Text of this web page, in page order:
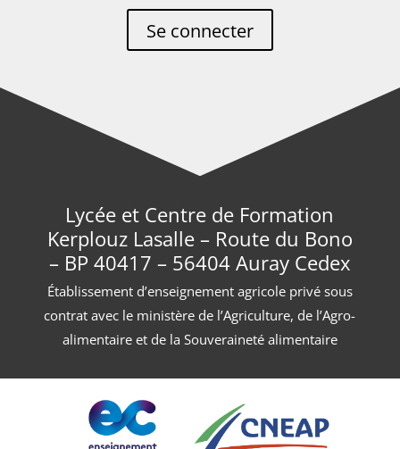
Se connecter
Lycée et Centre de Formation
Kerplouz Lasalle – Route du Bono
– BP 40417 – 56404 Auray Cedex
Établissement d’enseignement agricole privé sous
contrat avec le ministère de l’Agriculture, de l’Agro-
alimentaire et de la Souveraineté alimentaire